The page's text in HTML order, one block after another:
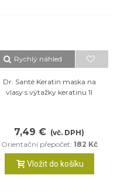
Rychlý náhled
Dr. Santé Keratin maska na
vlasy s výtažky keratinu 1l
7,49 € (vč. DPH)
Orientační přepočet: 182 Kč
Vložit do košíku